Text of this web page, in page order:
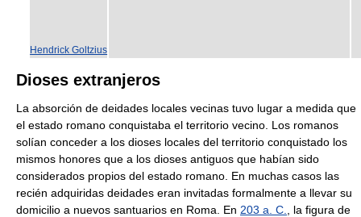
Hendrick Goltzius
Dioses extranjeros
La absorción de deidades locales vecinas tuvo lugar a medida que
el estado romano conquistaba el territorio vecino. Los romanos
solían conceder a los dioses locales del territorio conquistado los
mismos honores que a los dioses antiguos que habían sido
considerados propios del estado romano. En muchas casos las
recién adquiridas deidades eran invitadas formalmente a llevar su
domicilio a nuevos santuarios en Roma. En 203 a. C.
, la figura de